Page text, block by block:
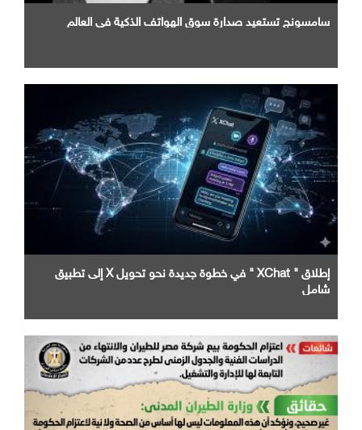
سامسونج تستعيد صدارة سوق الهواتف الذكية في العالم
إطلاق " XChat " في خطوة جديدة نحو تحويل X إلى تطبيق
شامل